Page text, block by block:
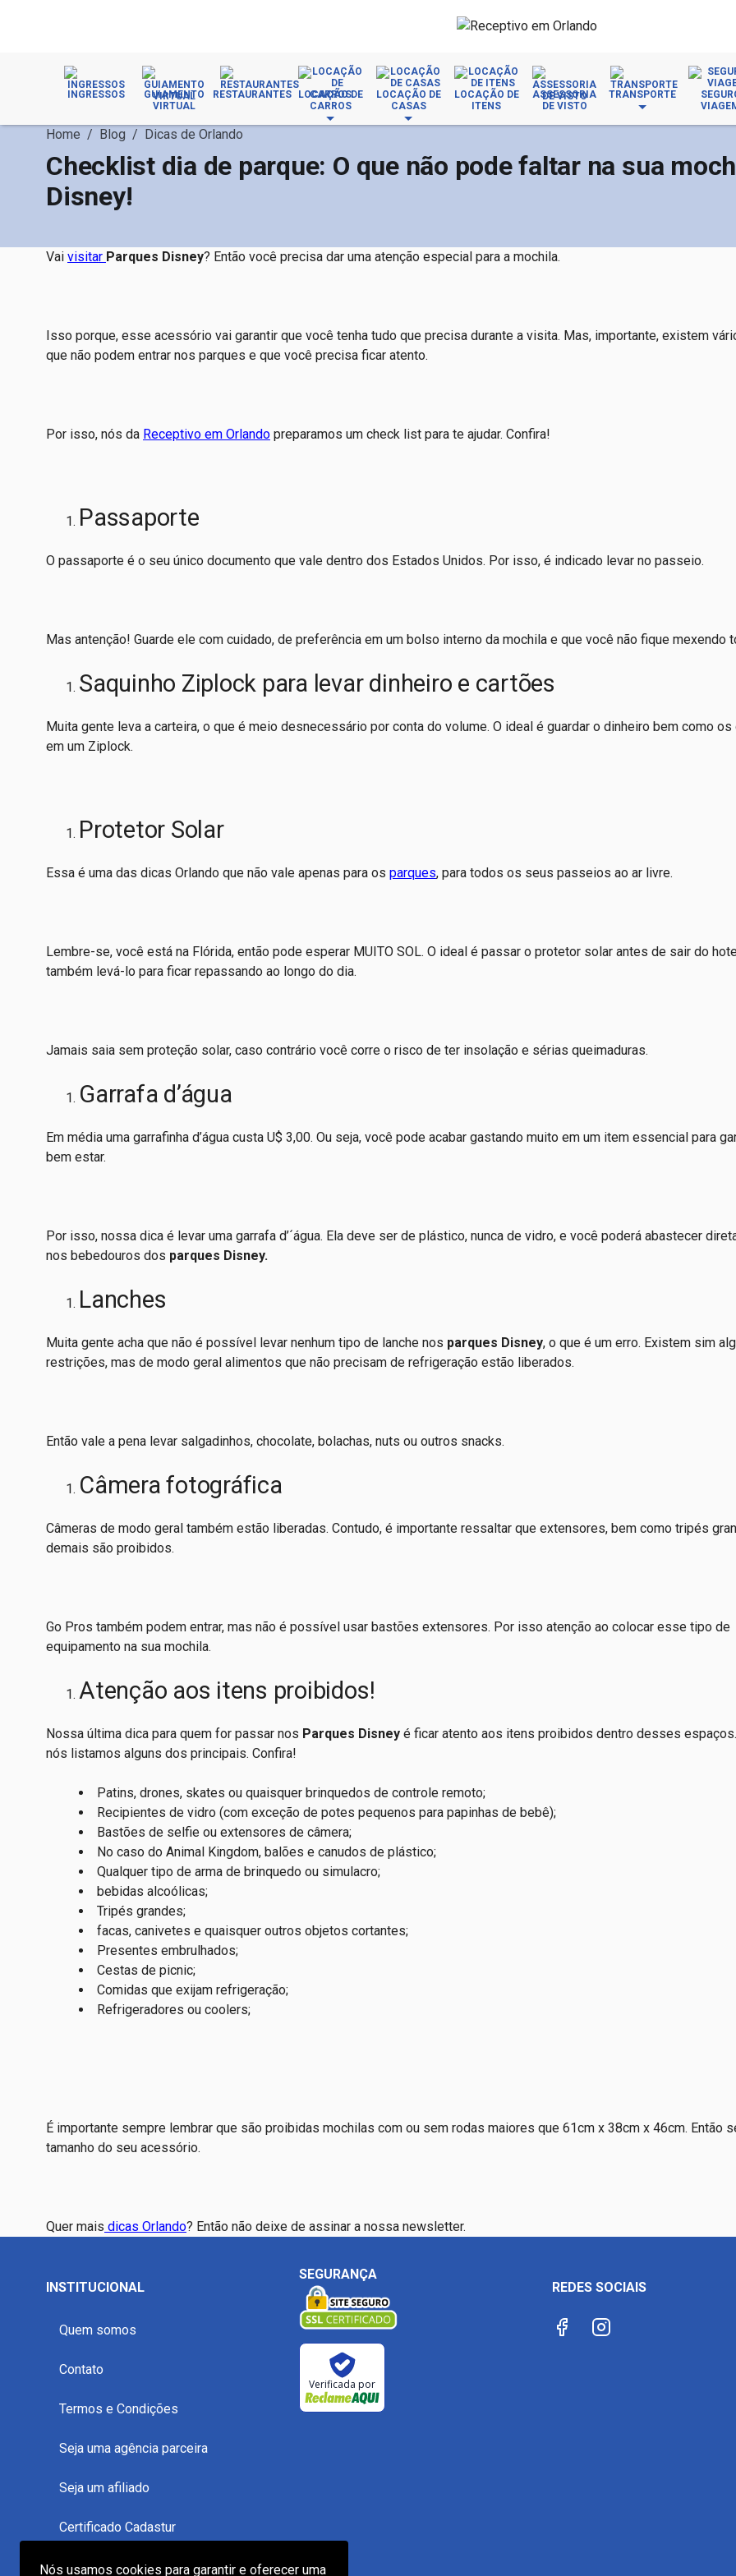
INGRESSOS
GUIAMENTO
VIRTUAL
RESTAURANTES
LOCAÇÃO DE
CARROS
LOCAÇÃO DE
CASAS
LOCAÇÃO DE
ITENS
ASSESSORIA
DE VISTO
TRANSPORTE
Home / Blog / Dicas de Orlando
Checklist dia de parque: O que não pode faltar na sua
Disney!
Vai visitar Parques Disney? Então você precisa dar uma atenção especial para a mochila.
Isso porque, esse acessório vai garantir que você tenha tudo que precisa durante a visita. Mas, importante, existem
que não podem entrar nos parques e que você precisa ficar atento.
Por isso, nós da Receptivo em Orlando preparamos um check list para te ajudar. Confira!
Passaporte
O passaporte é o seu único documento que vale dentro dos Estados Unidos. Por isso, é indicado levar no passeio.
Mas antenção! Guarde ele com cuidado, de preferência em um bolso interno da mochila e que você não fique mexendo
Saquinho Ziplock para levar dinheiro e cartões
Muita gente leva a carteira, o que é meio desnecessário por conta do volume. O ideal é guardar o dinheiro bem como
em um Ziplock.
Protetor Solar
Essa é uma das dicas Orlando que não vale apenas para os parques, para todos os seus passeios ao ar livre.
Lembre-se, você está na Flórida, então pode esperar MUITO SOL. O ideal é passar o protetor solar antes de sair do
também levá-lo para ficar repassando ao longo do dia.
Jamais saia sem proteção solar, caso contrário você corre o risco de ter insolação e sérias queimaduras.
Garrafa d’água
Em média uma garrafinha d’água custa U$ 3,00. Ou seja, você pode acabar gastando muito em um item essencial para
bem estar.
Por isso, nossa dica é levar uma garrafa d’´água. Ela deve ser de plástico, nunca de vidro, e você poderá abastecer
nos bebedouros dos parques Disney.
Lanches
Muita gente acha que não é possível levar nenhum tipo de lanche nos parques Disney, o que é um erro. Existem sim
restrições, mas de modo geral alimentos que não precisam de refrigeração estão liberados.
Então vale a pena levar salgadinhos, chocolate, bolachas, nuts ou outros snacks.
Câmera fotográfica
Câmeras de modo geral também estão liberadas. Contudo, é importante ressaltar que extensores, bem como tripés
demais são proibidos.
Go Pros também podem entrar, mas não é possível usar bastões extensores. Por isso atenção ao colocar esse tipo de
equipamento na sua mochila.
Atenção aos itens proibidos!
Nossa última dica para quem for passar nos Parques Disney é ficar atento aos itens proibidos dentro desses
nós listamos alguns dos principais. Confira!
Patins, drones, skates ou quaisquer brinquedos de controle remoto;
Recipientes de vidro (com exceção de potes pequenos para papinhas de bebê);
Bastões de selfie ou extensores de câmera;
No caso do Animal Kingdom, balões e canudos de plástico;
Qualquer tipo de arma de brinquedo ou simulacro;
bebidas alcoólicas;
Tripés grandes;
facas, canivetes e quaisquer outros objetos cortantes;
Presentes embrulhados;
Cestas de picnic;
Comidas que exijam refrigeração;
Refrigeradores ou coolers;
É importante sempre lembrar que são proibidas mochilas com ou sem rodas maiores que 61cm x 38cm x 46cm. Então
tamanho do seu acessório.
Quer mais dicas Orlando? Então não deixe de assinar a nossa newsletter.
INSTITUCIONAL
Quem somos
Contato
Termos e Condições
Seja uma agência parceira
Seja um afiliado
Certificado Cadastur
Reclame Aqui
SEGURANÇA
Verificada por
REDES SOCIAIS
Nós usamos cookies para garantir e oferecer uma